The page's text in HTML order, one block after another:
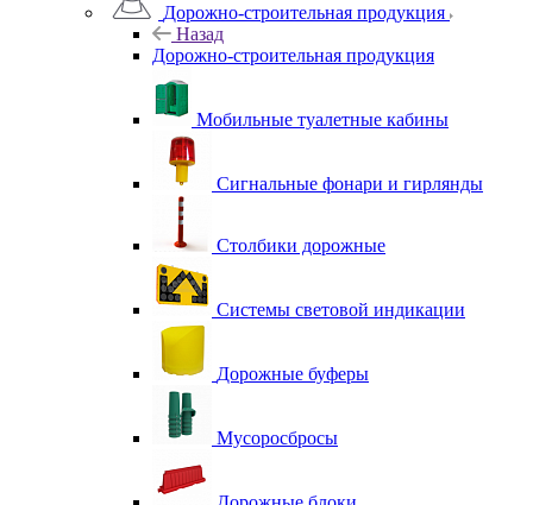
Дорожно-строительная продукция
Назад
Дорожно-строительная продукция
Мобильные туалетные кабины
Сигнальные фонари и гирлянды
Столбики дорожные
Системы световой индикации
Дорожные буферы
Мусоросбросы